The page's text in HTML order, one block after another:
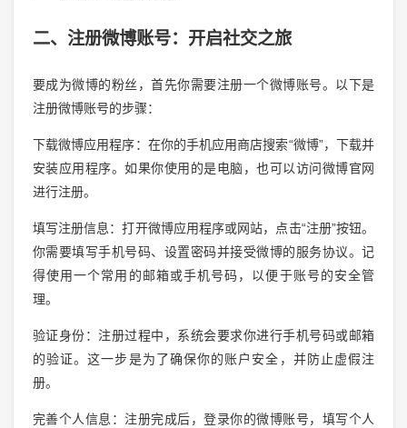
二、注册微博账号：开启社交之旅
要成为微博的粉丝，首先你需要注册一个微博账号。以下是
注册微博账号的步骤：
下载微博应用程序：在你的手机应用商店搜索“微博”，下载并
安装应用程序。如果你使用的是电脑，也可以访问微博官网
进行注册。
填写注册信息：打开微博应用程序或网站，点击“注册”按钮。
你需要填写手机号码、设置密码并接受微博的服务协议。记
得使用一个常用的邮箱或手机号码，以便于账号的安全管
理。
验证身份：注册过程中，系统会要求你进行手机号码或邮箱
的验证。这一步是为了确保你的账户安全，并防止虚假注
册。
完善个人信息：注册完成后，登录你的微博账号，填写个人